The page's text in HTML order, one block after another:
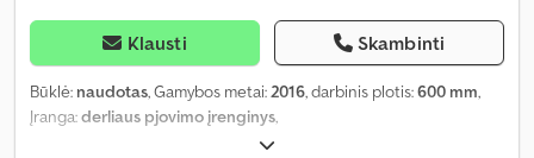
Klausti Skambinti
Būklė: naudotas, Gamybos metai:2016, darbinis plotis:600 mm,
Įranga:derliaus pjovimo įrenginys,